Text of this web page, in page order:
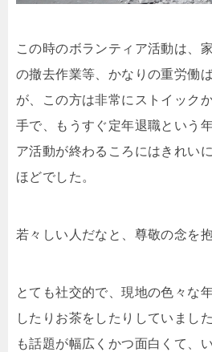
この時のボランティア活動は、
の撤去作業等、かなりの重労働
が、この方は非常にストイック
手で、もうすぐ定年退職という
ア活動が終わるころにはきれい
ほどでした。
若々しい人だなと、尊敬の念を
とても社交的で、現地の色々な
したりお茶をしたりしていまし
も話題が幅広くかつ面白くて、